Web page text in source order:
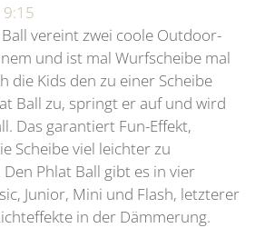
vereint zwei coole Outdoor-
und ist mal Wurfscheibe mal
die Kids den zu einer Scheibe
Ball zu, springt er auf und wird
Das garantiert Fun-Effekt,
Scheibe viel leichter zu
Phlat Ball gibt es in vier
Junior, Mini und Flash, letzterer
in der Dämmerung.